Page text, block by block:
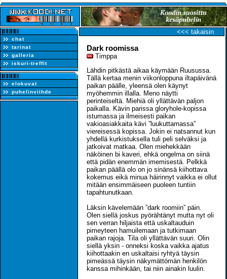
chat
tarinat
galleria
iskuri-treffit
elokuvat
puhelinviihde
<<< takaisin
Dark roomissa
Timppa
Lähdin pitkästä aikaa käymään Ruusussa.
Tällä kertaa menin viikonloppuna iltapäivänä
paikan päälle, yleensä olen käynyt
myöhemmin illalla. Meno näytti
perinteiseltä. Miehiä oli yllättävän paljon
paikalla. Kävin parissa gloryhole-kopissa
istumassa ja ilmeisesti paikan
vakioasiakkaita kävi ”luukuttamassa”
viereisessä kopissa. Jokin ei natsannut kun
yhdellä kurkistuksella tuli peli selväksi ja
jatkoivat matkaa. Olen miehekkään
näköinen bi kaveri, ehkä ongelma on siinä
että pidän enemmän imemisestä. Pelkkä
paikan päällä olo on jo sinänsä kiihottava
kokemus eikä minua häirinnyt vaikka ei ollut
mitään ensimmäiseen puoleen tuntiin
tapahtunutkaan.
Läksin kävelemään ”dark roomiin” päin.
Olen siellä joskus pyörähtänyt mutta nyt oli
sen verran hiljaista että uskaltauduin
pimeyteen hamuilemaan ja tutkimaan
paikan rajoja. Tila oli yllättävän suuri. Olin
siellä yksin - onneksi koska vaikka ajatus
kiihottaakin en uskaltaisi ryhtyä täysin
pimeässä täysin näkymättömän henkilön
kanssa mihinkään, tai niin ainakin luulin.